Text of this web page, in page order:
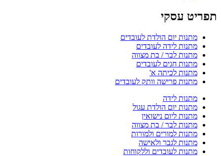
תפריט עסקי
מתנות יום הולדת לעובדים
מתנות לידה לעובדים
מתנות לבר / בת מצווה
מתנות חגים לעובדים
מתנות לכיתה א'
מתנות פרישה וותק לעובדים
מתנות לידה
מתנות יום הולדת עגול
מתנות ליום נישואין
מתנות לבר / בת מצווה
מתנות למורים ולמורות
מתנות לגבר ולאישה
מתנות לעובדים וללקוחות